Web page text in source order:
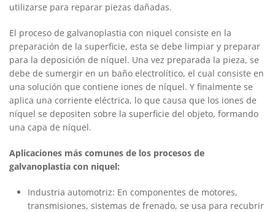
utilizarse para reparar piezas dañadas.
El proceso de galvanoplastia con niquel consiste en la
preparación de la superficie, esta se debe limpiar y preparar
para la deposición de níquel. Una vez preparada la pieza, se
debe de sumergir en un baño electrolítico, el cual consiste en
una solución que contiene iones de níquel. Y finalmente se
aplica una corriente eléctrica, lo que causa que los iones de
níquel se depositen sobre la superficie del objeto, formando
una capa de níquel.
Aplicaciones más comunes de los procesos de
galvanoplastia con niquel:
Industria automotriz: En componentes de motores,
transmisiones, sistemas de frenado, se usa para recubrir